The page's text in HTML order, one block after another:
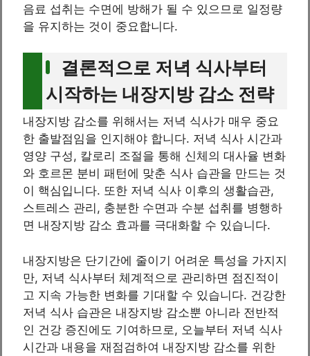
음료 섭취는 수면에 방해가 될 수 있으므로 일정량
을 유지하는 것이 중요합니다.
결론적으로 저녁 식사부터
시작하는 내장지방 감소 전략
내장지방 감소를 위해서는 저녁 식사가 매우 중요
한 출발점임을 인지해야 합니다. 저녁 식사 시간과
영양 구성, 칼로리 조절을 통해 신체의 대사율 변화
와 호르몬 분비 패턴에 맞춘 식사 습관을 만드는 것
이 핵심입니다. 또한 저녁 식사 이후의 생활습관,
스트레스 관리, 충분한 수면과 수분 섭취를 병행하
면 내장지방 감소 효과를 극대화할 수 있습니다.
내장지방은 단기간에 줄이기 어려운 특성을 가지지
만, 저녁 식사부터 체계적으로 관리하면 점진적이
고 지속 가능한 변화를 기대할 수 있습니다. 건강한
저녁 식사 습관은 내장지방 감소뿐 아니라 전반적
인 건강 증진에도 기여하므로, 오늘부터 저녁 식사
시간과 내용을 재점검하여 내장지방 감소를 위한